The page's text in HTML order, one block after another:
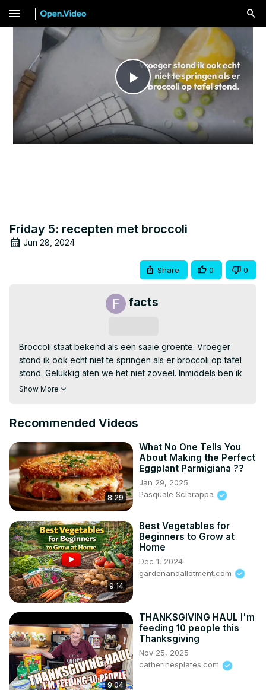
menu
Play
Video
Friday 5: recepten met broccoli
Jun 28, 2024
Share 0 0
facts
Broccoli staat bekend als een saaie groente. Vroeger
stond ik ook echt niet te springen als er broccoli op tafel
stond. Gelukkig aten we het niet zoveel. Inmiddels ben ik
van broccoli gaan houden. Het is gezond, makkelijk te
Show More
Recommended Videos
8:29
What No One Tells You
About Making the Perfect
Eggplant Parmigiana ??
Jan 29, 2025
Pasquale Sciarappa
9:14
Best Vegetables for
Beginners to Grow at
Home
Dec 1, 2024
gardenandallotment.com
9:04
THANKSGIVING HAUL I'm
feeding 10 people this
Thanksgiving
Nov 25, 2025
catherinesplates.com